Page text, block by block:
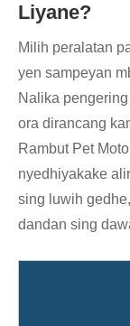
Liyane?
Milih peralatan
yen sampeyan
Nalika
ora dirancang
Rambut Pet
nyedhiyakake
sing luwih
dandan sing